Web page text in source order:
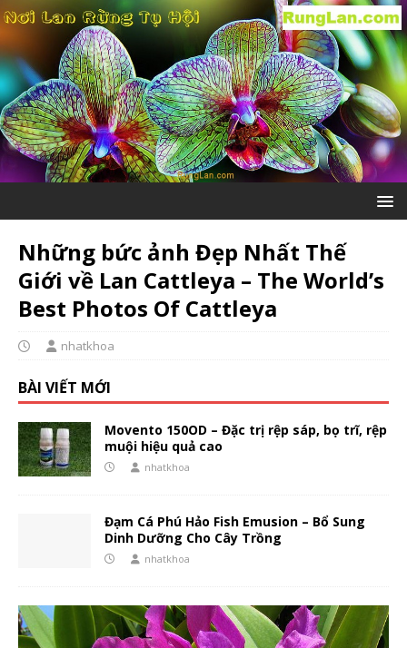
Những bức ảnh Đẹp Nhất Thế
Giới về Lan Cattleya – The World’s
Best Photos Of Cattleya
nhatkhoa
BÀI VIẾT MỚI
Movento 150OD – Đặc trị rệp sáp, bọ trĩ, rệp
muội hiệu quả cao
nhatkhoa
Đạm Cá Phú Hảo Fish Emusion – Bổ Sung
Dinh Dưỡng Cho Cây Trồng
nhatkhoa